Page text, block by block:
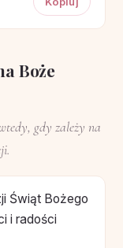
Boże
gdy zależy na
Świąt Bożego
i radości